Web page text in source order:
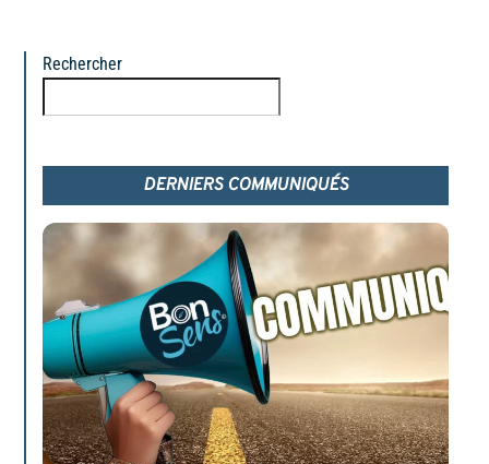
Rechercher
DERNIERS COMMUNIQUÉS